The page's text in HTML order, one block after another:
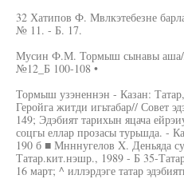
32 Хатипов Ф. Мвлкэтебезне
№ 11. - Б. 17.
Мусин Ф.М. Тормыш сынавы
№12_Б 100-108 •
Тормыш узэненнэн - Казан:
Геройга житди игьтабар// Совет
149; Эдэбият тарихын яцача
соцгы еллар прозасы турьшда. -
190 б ■ Мнннугелов X. Деньяда
Татар.кит.нэшр., 1989 - Б 35-
16 март; ^ иллэрдэге татар